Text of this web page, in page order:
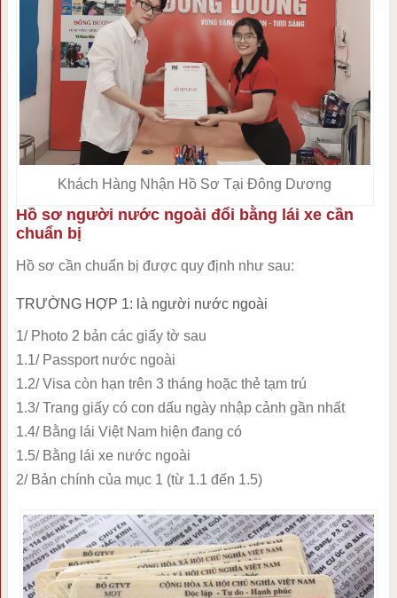
Khách Hàng Nhận Hồ Sơ Tại Đông Dương
Hồ sơ người nước ngoài đổi bằng lái xe cần
chuẩn bị
Hồ sơ cần chuẩn bị được quy định như sau:
TRƯỜNG HỢP 1: là người nước ngoài
1/ Photo 2 bản các giấy tờ sau
1.1/ Passport nước ngoài
1.2/ Visa còn hạn trên 3 tháng hoặc thẻ tạm trú
1.3/ Trang giấy có con dấu ngày nhập cảnh gần nhất
1.4/ Bằng lái Việt Nam hiện đang có
1.5/ Bằng lái xe nước ngoài
2/ Bản chính của mục 1 (từ 1.1 đến 1.5)